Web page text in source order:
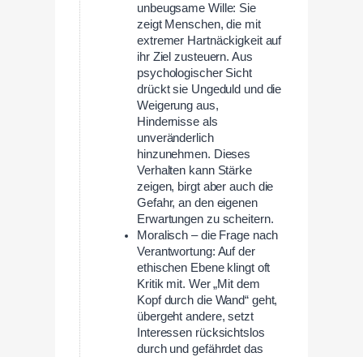
unbeugsame Wille: Sie
zeigt Menschen, die mit
extremer Hartnäckigkeit auf
ihr Ziel zusteuern. Aus
psychologischer Sicht
drückt sie Ungeduld und die
Weigerung aus,
Hindernisse als
unveränderlich
hinzunehmen. Dieses
Verhalten kann Stärke
zeigen, birgt aber auch die
Gefahr, an den eigenen
Erwartungen zu scheitern.
Moralisch – die Frage nach
Verantwortung: Auf der
ethischen Ebene klingt oft
Kritik mit. Wer „Mit dem
Kopf durch die Wand“ geht,
übergeht andere, setzt
Interessen rücksichtslos
durch und gefährdet das